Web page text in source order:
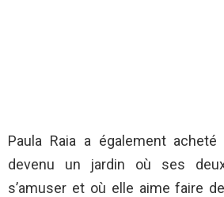
Paula Raia a également
devenu un jardin où ses
s’amuser et où elle aime faire